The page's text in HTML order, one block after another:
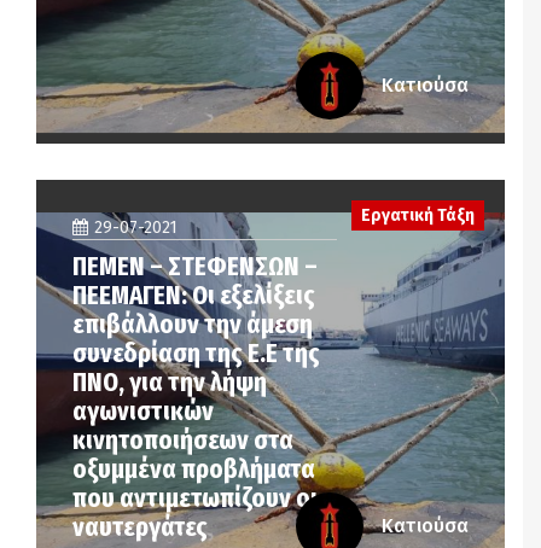
Κατιούσα
29-07-2021
ΠΕΜΕΝ – ΣΤΕΦΕΝΣΩΝ –
ΠΕΕΜΑΓΕΝ: Οι εξελίξεις
επιβάλλουν την άμεση
συνεδρίαση της Ε.Ε της
ΠΝΟ, για την λήψη
αγωνιστικών
κινητοποιήσεων στα
οξυμμένα προβλήματα
που αντιμετωπίζουν οι
ναυτεργάτες
Εργατική Τάξη
Κατιούσα